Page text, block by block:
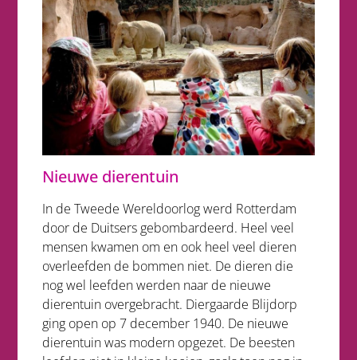
Nieuwe dierentuin
In de Tweede Wereldoorlog werd Rotterdam
door de Duitsers gebombardeerd. Heel veel
mensen kwamen om en ook heel veel dieren
overleefden de bommen niet. De dieren die
nog wel leefden werden naar de nieuwe
dierentuin overgebracht. Diergaarde Blijdorp
ging open op 7 december 1940. De nieuwe
dierentuin was modern opgezet. De beesten